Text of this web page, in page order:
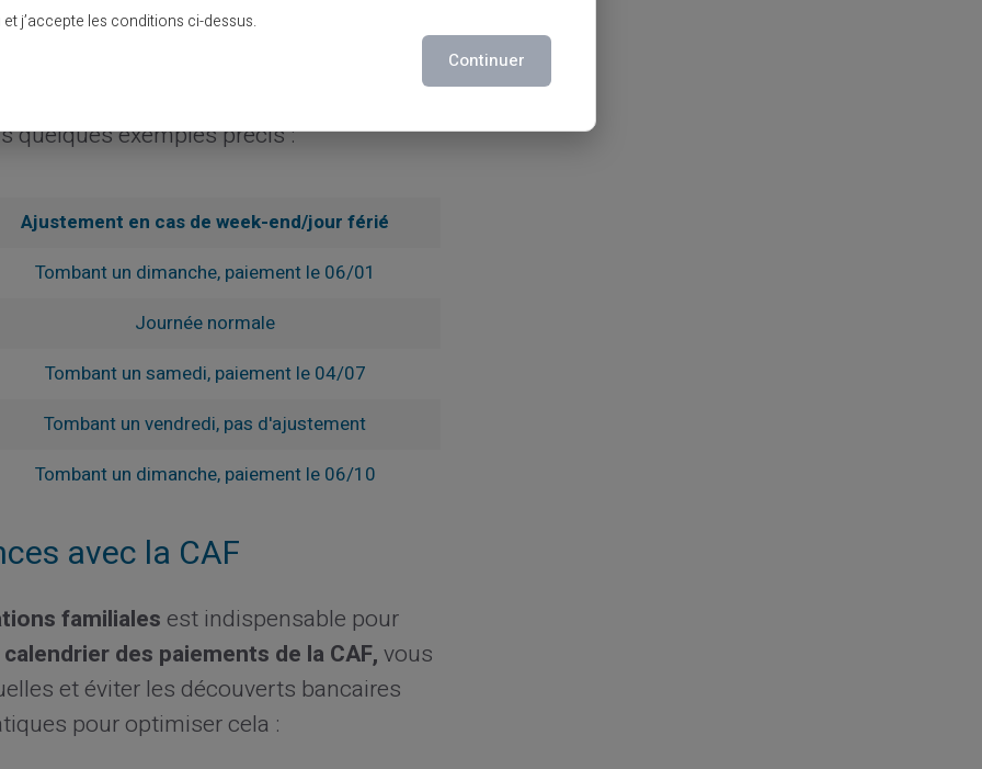
quelques exemples précis :
Ajustement en cas de week-end/jour férié
Tombant un dimanche, paiement le 06/01
Journée normale
Tombant un samedi, paiement le 04/07
Tombant un vendredi, pas d'ajustement
Tombant un dimanche, paiement le 06/10
avec la CAF
familialesest indispensable pour
calendrier des paiements de la CAF,vous
et éviter les découverts bancaires
pour optimiser cela :
et j’accepte les conditions ci-dessus.
Continuer